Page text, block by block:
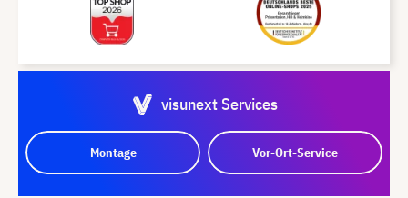
visunext Services
Montage Vor-Ort-Service